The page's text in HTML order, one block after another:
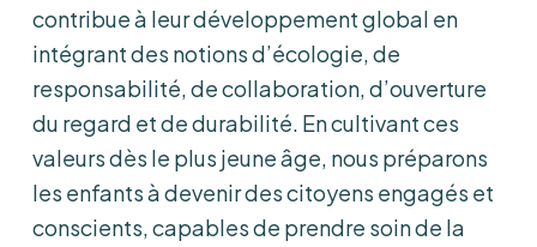
contribue à leur développement global en
intégrant des notions d’écologie, de
responsabilité, de collaboration, d’ouverture
du regard et de durabilité. En cultivant ces
valeurs dès le plus jeune âge, nous préparons
les enfants à devenir des citoyens engagés et
conscients, capables de prendre soin de la